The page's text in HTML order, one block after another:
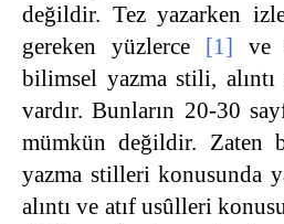
değildir. Tez yazarken
gereken yüzlerce [1] ve
bilimsel yazma stili,
vardır. Bunların 20-30
mümkün değildir. Zaten
yazma stilleri konusunda
alıntı ve atıf usûlleri